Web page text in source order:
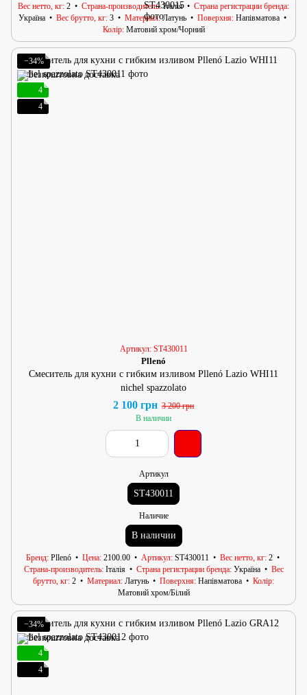
Вес нетто, кг 2 Страна-производитель Італія
Страна регистрации бренда
Україна
Вес брутто, кг 3 Материал Латунь Поверхня Напівматова
Колір Матовий хром/Чорний
−34%
4
4
Артикул: ST430011
Pllenó
Смеситель для кухни с гибким изливом Pllenó Lazio WHI11
nichel spazzolato
2 100 грн 3 200 грн
В наличии
Артикул
ST430011
Наличие
В наличии
Бренд Pllenó Цена 2100.00 Артикул ST430011 Вес нетто, кг 2
Страна-производитель Італія Страна регистрации бренда Україна
Вес
брутто, кг 2 Материал Латунь Поверхня Напівматова
Колір
Матовий хром/Білий
−34%
4
4